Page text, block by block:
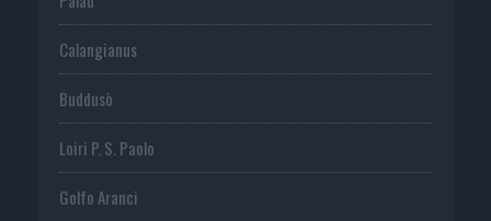
Calangianus
Buddusò
Loiri P. S. Paolo
Golfo Aranci